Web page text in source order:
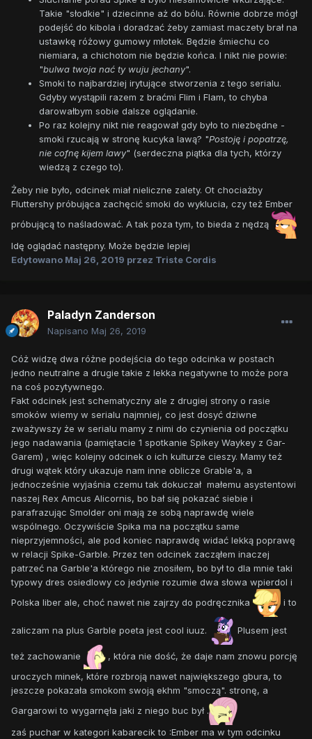
Takie "słodkie" i dziecinne aż do bólu. Równie dobrze mógł
podejść do kibola i doradzać żeby zamiast maczety brał na
ustawkę różowy gumowy młotek. Będzie śmiechu co
niemiara, a chichotom nie będzie końca. I nikt nie powie:
"bulwa twoja nać ty wuju jechany".
Smoki to najbardziej irytujące stworzenia z tego serialu.
Gdyby wystąpili razem z braćmi Flim i Flam, to chyba
darowałbym sobie dalsze oglądanie.
Po raz kolejny nikt nie reagował gdy było to niezbędne -
smoki rzucają w stronę kucyka lawą? "Postoję i popatrzę,
nie cofnę kijem lawy" (serdeczna piątka dla tych, którzy
wiedzą z czego to).
Żeby nie było, odcinek miał nieliczne zalety. Ot chociażby
Fluttershy próbująca zachęcić smoki do wyklucia, czy też Ember
próbującą to naśladować. A tak poza tym, to bieda z nędzą
Idę oglądać następny. Może będzie lepiej
Edytowano Maj 26, 2019 przez Triste Cordis
Paladyn Zanderson
Napisano Maj 26, 2019
Cóż widzę dwa różne podejścia do tego odcinka w postach
jedno neutralne a drugie takie z lekka negatywne to może pora
na coś pozytywnego.
Fakt odcinek jest schematyczny ale z drugiej strony o rasie
smoków wiemy w serialu najmniej, co jest dosyć dziwne
zważywszy że w serialu mamy z nimi do czynienia od początku
jego nadawania (pamiętacie 1 spotkanie Spikey Waykey z Gar-
Garem) , więc kolejny odcinek o ich kulturze cieszy. Mamy też
drugi wątek który ukazuje nam inne oblicze Grable'a, a
jednocześnie wyjaśnia czemu tak dokuczał małemu asystentowi
naszej Rex Amcus Alicornis, bo bał się pokazać siebie i
parafrazując Smolder oni mają ze sobą naprawdę wiele
wspólnego. Oczywiście Spika ma na początku same
nieprzyjemności, ale pod koniec naprawdę widać lekką poprawę
w relacji Spike-Garble. Przez ten odcinek zacząłem inaczej
patrzeć na Garble'a którego nie znosiłem, bo był to dla mnie taki
typowy dres osiedlowy co jedynie rozumie dwa słowa wpierdol i
Polska liber ale, choć nawet nie zajrzy do podręcznika
i to
zaliczam na plus Garble poeta jest cool iuuz. Plusem jest
też zachowanie
, która nie dość, że daje nam znowu porcję
uroczych minek, które rozbroją nawet największego gbura, to
jeszcze pokazała smokom swoją ekhm "smoczą". stronę, a
Gargarowi to wygarnęła jaki z niego buc był .
zaś puchar w kategori kabarecik to :Ember ma w tym odcinku